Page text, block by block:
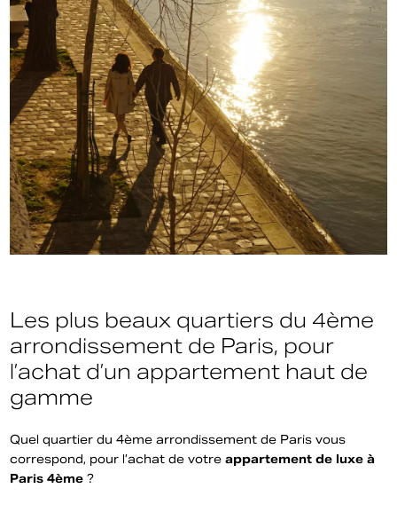
Les plus beaux quartiers du 4ème
arrondissement de Paris, pour
l’achat d’un appartement haut de
gamme
Quel quartier du 4ème arrondissement de Paris vous
correspond, pour l’achat de votreappartement de luxe à
Paris 4ème ?